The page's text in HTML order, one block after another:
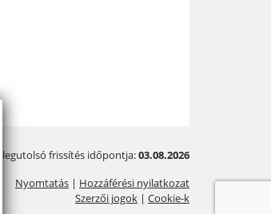
A legutolsó frissítés időpontja:03.08.2026
Nyomtatás | Hozzáférési nyilatkozat
Szerzői jogok | Cookie-k